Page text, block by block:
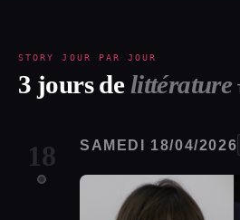
STORY JOUR PAR JOUR
3 jours de littérature
18 SAMEDI 18/04/2026